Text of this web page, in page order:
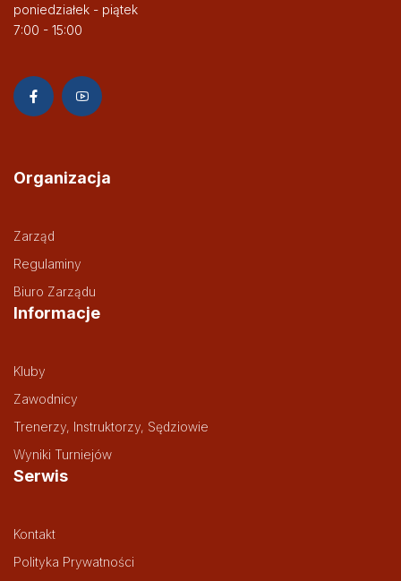
poniedziałek - piątek
7:00 - 15:00
Organizacja
Zarząd
Regulaminy
Biuro Zarządu
Informacje
Kluby
Zawodnicy
Trenerzy, Instruktorzy, Sędziowie
Wyniki Turniejów
Serwis
Kontakt
Polityka Prywatności